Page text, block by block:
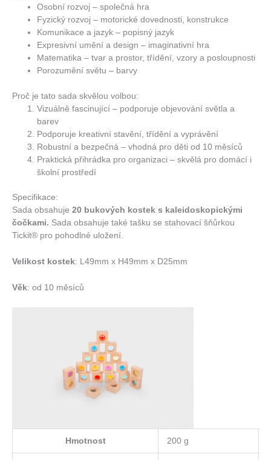
Osobní rozvoj – společná hra
Fyzický rozvoj – motorické dovednosti, konstrukce
Komunikace a jazyk – popisný jazyk
Expresivní umění a design – imaginativní hra
Matematika – tvar a prostor, třídění, vzory a posloupnosti
Porozumění světu – barvy
Proč je tato sada skvělou volbou:
Vizuálně fascinující – podporuje objevování světla a
barev
Podporuje kreativní stavění, třídění a vyprávění
Robustní a bezpečná – vhodná pro děti od 10 měsíců
Praktická přihrádka pro organizaci – skvělá pro domácí i
školní prostředí
Specifikace:
Sada obsahuje 20 bukových kostek s kaleidoskopickými
čočkami. Sada obsahuje také tašku se stahovací šňůrkou
Tickit® pro pohodlné uložení.
Velikost kostek: L49mm x H49mm x D25mm
Věk: od 10 měsíců
Hmotnost 200 g